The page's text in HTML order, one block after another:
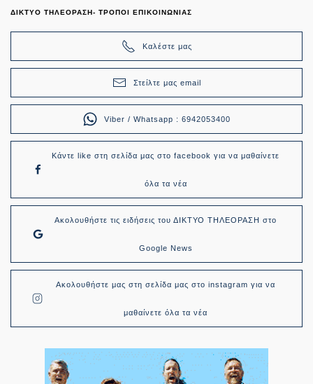
ΔΙΚΤΥΟ ΤΗΛΕΟΡΑΣΗ- ΤΡΟΠΟΙ ΕΠΙΚΟΙΝΩΝΙΑΣ
Καλέστε μας
Στείλτε μας email
Viber / Whatsapp : 6942053400
Κάντε like στη σελίδα μας στο facebook για να μαθαίνετε
όλα τα νέα
Ακολουθήστε τις ειδήσεις του ΔΙΚΤΥΟ ΤΗΛΕΟΡΑΣΗ στο
Google News
Ακολουθήστε μας στη σελίδα μας στο instagram για να
μαθαίνετε όλα τα νέα